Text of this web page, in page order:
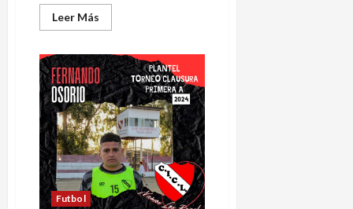
Leer Más
más
CEDEP
y
Tenis
Club
se
perfilan
para
el
ascenso
Futbol